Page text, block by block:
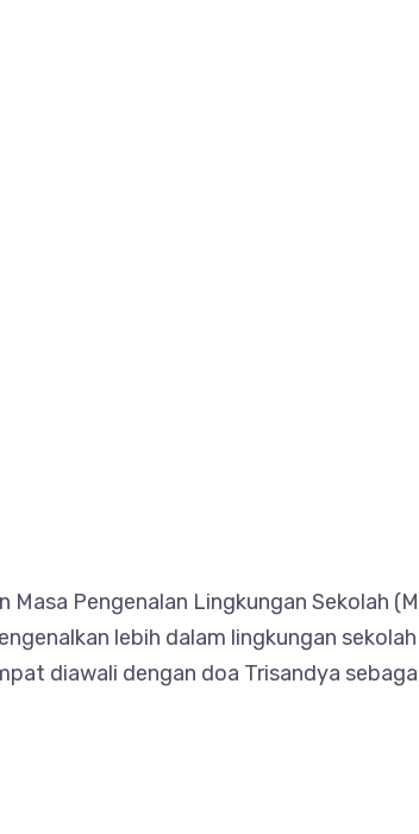
Pengenalan Lingkungan Sekolah
lebih dalam lingkungan
diawali dengan doa Trisandya